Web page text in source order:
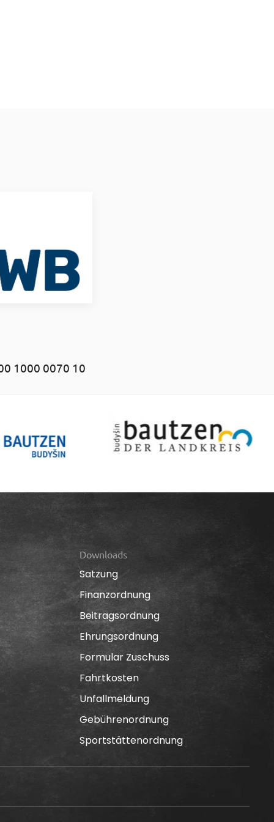
1000 0070 10
Downloads
Satzung
Finanzordnung
Beitragsordnung
Ehrungsordnung
Formular Zuschuss
Fahrtkosten
Unfallmeldung
Gebührenordnung
Sportstättenordnung